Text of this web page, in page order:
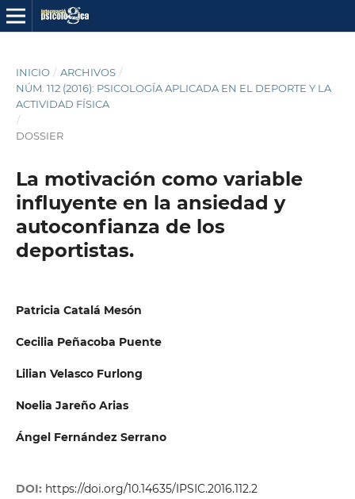
INICIO / ARCHIVOS /
NÚM. 112 (2016): PSICOLOGÍA APLICADA EN EL DEPORTE Y LA
ACTIVIDAD FÍSICA
/
DOSSIER
La motivación como variable
influyente en la ansiedad y
autoconfianza de los
deportistas.
Patricia Catalá Mesón
Cecilia Peñacoba Puente
Lilian Velasco Furlong
Noelia Jareño Arias
Ángel Fernández Serrano
DOI: https://doi.org/10.14635/IPSIC.2016.112.2